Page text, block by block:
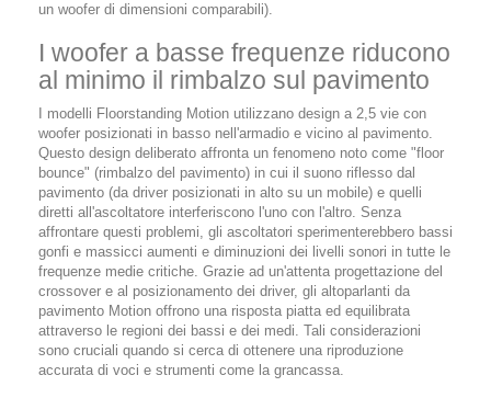
un woofer di dimensioni comparabili).
I woofer a basse frequenze riducono
al minimo il rimbalzo sul pavimento
I modelli Floorstanding Motion utilizzano design a 2,5 vie con
woofer posizionati in basso nell'armadio e vicino al pavimento.
Questo design deliberato affronta un fenomeno noto come "floor
bounce" (rimbalzo del pavimento) in cui il suono riflesso dal
pavimento (da driver posizionati in alto su un mobile) e quelli
diretti all'ascoltatore interferiscono l'uno con l'altro. Senza
affrontare questi problemi, gli ascoltatori sperimenterebbero bassi
gonfi e massicci aumenti e diminuzioni dei livelli sonori in tutte le
frequenze medie critiche. Grazie ad un'attenta progettazione del
crossover e al posizionamento dei driver, gli altoparlanti da
pavimento Motion offrono una risposta piatta ed equilibrata
attraverso le regioni dei bassi e dei medi. Tali considerazioni
sono cruciali quando si cerca di ottenere una riproduzione
accurata di voci e strumenti come la grancassa.